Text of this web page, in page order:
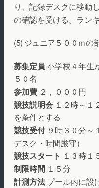
り、記録デスクに移動
の確認を受ける。ラン
(5) ジュニア５００ｍの
募集定員 小学校４年生
５０名
参加費 ２，０００円
競技説明会 １２時～
を条件とする
競技受付９時３０分～
デスク・時間厳守）
競技スタート １３時１
制限時間 １５分
計測方法 プール内に設